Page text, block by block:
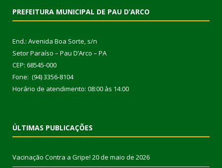
PREFEITURA MUNICIPAL DE PAU D’ARCO
End.: Avenida Boa Sorte, s/n
Setor Paraíso – Pau D’Arco – PA
CEP: 68545-000
Fone: (94) 3356-8104
Horário de atendimento: 08:00 às 14:00
ÚLTIMAS PUBLICAÇÕES
Vacinação Contra a Gripe! 20 de maio de 2026